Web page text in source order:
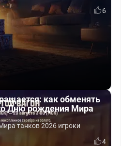
6
как обменять
Дню рождения Мира
танков 2026 игроки
4